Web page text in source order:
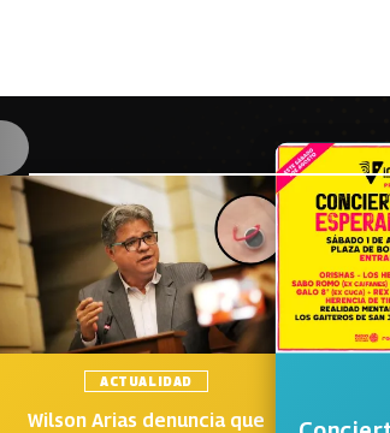
ACTUALIDAD
Wilson Arias denuncia que